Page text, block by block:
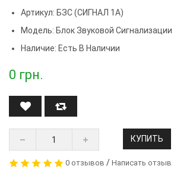
Артикул: БЗС (СИГНАЛ 1А)
Модель: Блок Звуковой Сигнализации
Наличие: Есть В Наличии
0 грн.
КУПИТЬ
0 отзывов / Написать отзыв